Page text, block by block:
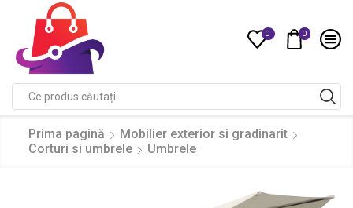
0 0
input
Prima pagină
Mobilier exterior si gradinarit
Corturi si umbrele
Umbrele